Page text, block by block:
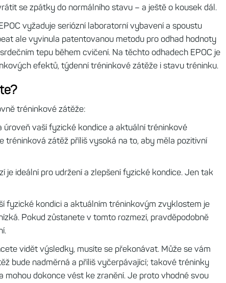
se zpátky do normálního stavu – a ještě o kousek dál.
vyžaduje seriózní laboratorní vybavení a spoustu
ale vyvinula patentovanou metodu pro odhad hodnoty
tepu během cvičení. Na těchto odhadech EPOC je
efektů, týdenní tréninkové zátěže i stavu tréninku.
tréninkové zátěže:
úroveň vaší fyzické kondice a aktuální tréninkové
tréninková zátěž příliš vysoká na to, aby měla pozitivní
je ideální pro udržení a zlepšení fyzické kondice. Jen tak
fyzické kondici a aktuálním tréninkovým zvyklostem je
Pokud zůstanete v tomto rozmezí, pravděpodobně
vidět výsledky, musíte se překonávat. Může se vám
bude nadměrná a příliš vyčerpávající; takové tréninky
mohou dokonce vést ke zranění. Je proto vhodné svou